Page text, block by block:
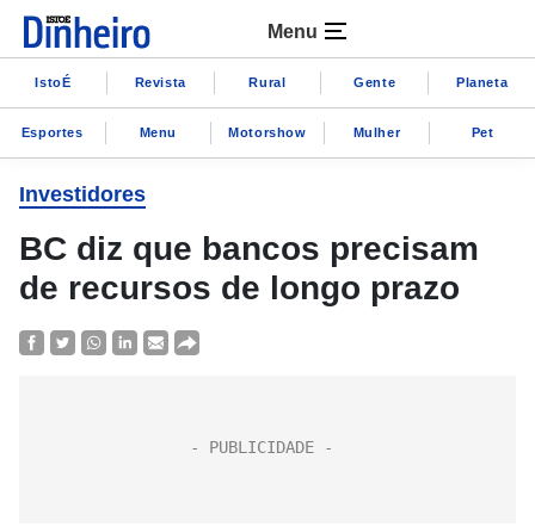
Menu
IstoÉ Revista Rural Gente Planeta
Esportes Menu Motorshow Mulher Pet
Investidores
BC diz que bancos precisam
de recursos de longo prazo